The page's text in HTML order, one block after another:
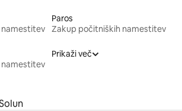
Paros
Zakup počitniških namestitev
Prikaži več